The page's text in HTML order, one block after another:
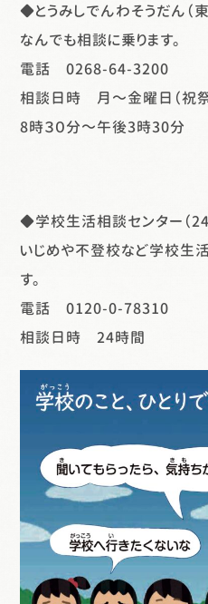
◆とうみしでんわそうだん（
なんでも相談に乗ります。
電話 0268-64-3200
相談日時 月～金曜日（祝祭
8時３０分～午後3時30分
◆学校生活相談センター（
いじめや不登校など学校生
す。
電話 0120-0-78310
相談日時 24時間